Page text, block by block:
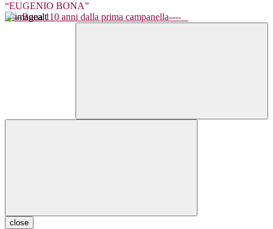
----Bona 110 anni dalla prima campanella----
close